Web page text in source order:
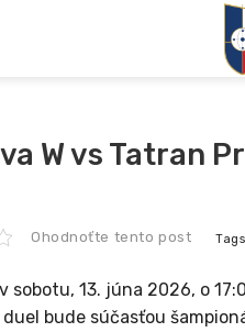
W vs Tatran
Ohodnoťte tento post
13. júna 2026, o
duel bude súčasťou